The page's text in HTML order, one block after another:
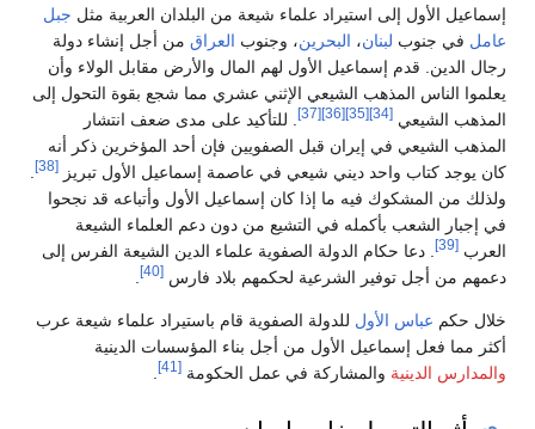
إسماعيل الأول إلى استيراد علماء شيعة من البلدان العربية مثل جبل
عامل في جنوب لبنان، البحرين، وجنوب العراق من أجل إنشاء دولة
رجال الدين. قدم إسماعيل الأول لهم المال والأرض مقابل الولاء وأن
يعلموا الناس المذهب الشيعي الإثني عشري مما شجع بقوة التحول إلى
المذهب الشيعي [34]
[35]
[36]
[37]
. للتأكيد على مدى ضعف انتشار
المذهب الشيعي في إيران قبل الصفويين فإن أحد المؤخرين ذكر أنه
كان يوجد كتاب واحد ديني شيعي في عاصمة إسماعيل الأول تبريز
[38]
.
ولذلك من المشكوك فيه ما إذا كان إسماعيل الأول وأتباعه قد نجحوا
في إجبار الشعب بأكمله في التشيع من دون دعم العلماء الشيعة
العرب [39]
. دعا حكام الدولة الصفوية علماء الدين الشيعة الفرس إلى
دعمهم من أجل توفير الشرعية لحكمهم بلاد فارس [40]
.
خلال حكم عباس الأول للدولة الصفوية قام باستيراد علماء شيعة عرب
أكثر مما فعل إسماعيل الأول من أجل بناء المؤسسات الدينية
والمدارس الدينية والمشاركة في عمل الحكومة [41]
.